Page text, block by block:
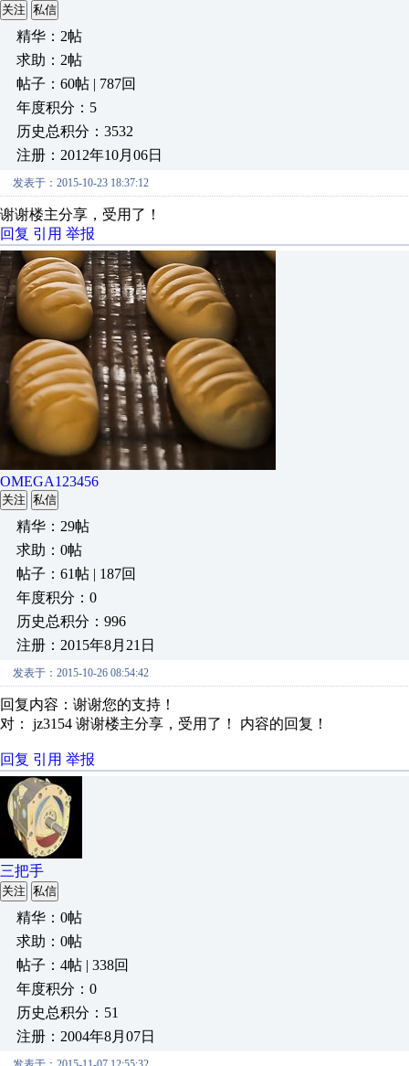
关注 私信
精华：2帖
求助：2帖
帖子：60帖 | 787回
年度积分：5
历史总积分：3532
注册：2012年10月06日
发表于：2015-10-23 18:37:12
谢谢楼主分享，受用了！
回复 引用 举报
OMEGA123456
关注 私信
精华：29帖
求助：0帖
帖子：61帖 | 187回
年度积分：0
历史总积分：996
注册：2015年8月21日
发表于：2015-10-26 08:54:42
回复内容：谢谢您的支持！
对： jz3154 谢谢楼主分享，受用了！ 内容的回复！
回复 引用 举报
三把手
关注 私信
精华：0帖
求助：0帖
帖子：4帖 | 338回
年度积分：0
历史总积分：51
注册：2004年8月07日